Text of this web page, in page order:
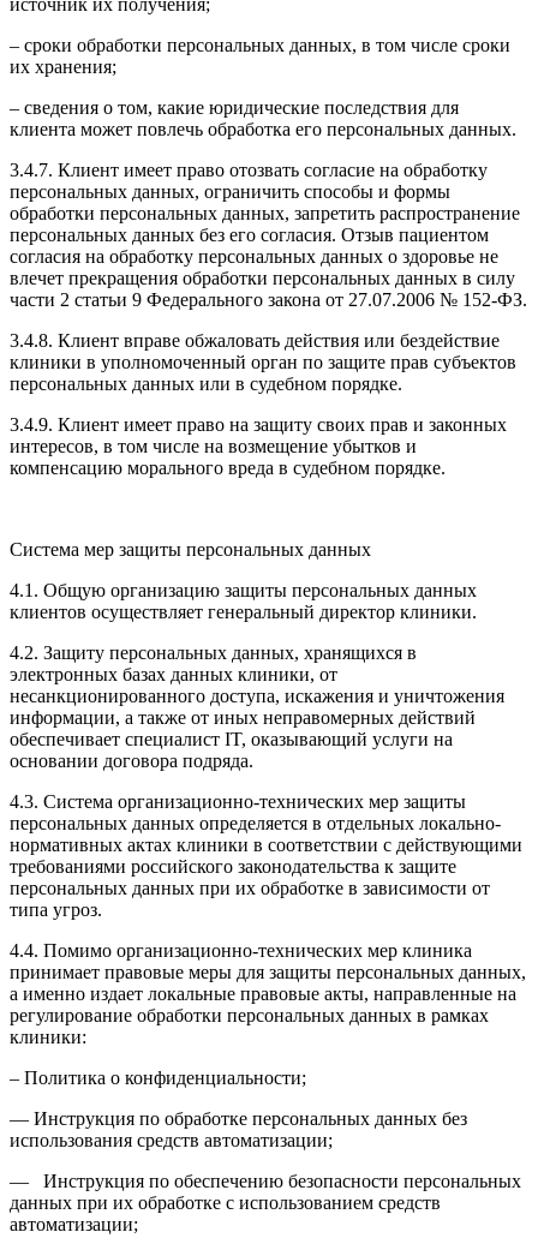
– сроки обработки персональных данных, в том числе сроки
их хранения;
– сведения о том, какие юридические последствия для
клиента может повлечь обработка его персональных данных.
3.4.7. Клиент имеет право отозвать согласие на обработку
персональных данных, ограничить способы и формы
обработки персональных данных, запретить распространение
персональных данных без его согласия. Отзыв пациентом
согласия на обработку персональных данных о здоровье не
влечет прекращения обработки персональных данных в силу
части 2 статьи 9 Федерального закона от 27.07.2006 № 152-ФЗ.
3.4.8. Клиент вправе обжаловать действия или бездействие
клиники в уполномоченный орган по защите прав субъектов
персональных данных или в судебном порядке.
3.4.9. Клиент имеет право на защиту своих прав и законных
интересов, в том числе на возмещение убытков и
компенсацию морального вреда в судебном порядке.
Система мер защиты персональных данных
4.1. Общую организацию защиты персональных данных
клиентов осуществляет генеральный директор клиники.
4.2. Защиту персональных данных, хранящихся в
электронных базах данных клиники, от
несанкционированного доступа, искажения и уничтожения
информации, а также от иных неправомерных действий
обеспечивает специалист IT, оказывающий услуги на
основании договора подряда.
4.3. Система организационно-технических мер защиты
персональных данных определяется в отдельных локально-
нормативных актах клиники в соответствии с действующими
требованиями российского законодательства к защите
персональных данных при их обработке в зависимости от
типа угроз.
4.4. Помимо организационно-технических мер клиника
принимает правовые меры для защиты персональных данных,
а именно издает локальные правовые акты, направленные на
регулирование обработки персональных данных в рамках
клиники:
– Политика о конфиденциальности;
— Инструкция по обработке персональных данных без
использования средств автоматизации;
— Инструкция по обеспечению безопасности персональных
данных при их обработке с использованием средств
автоматизации;